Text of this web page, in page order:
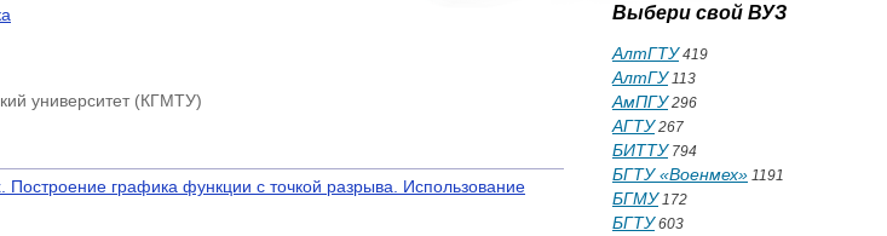
университет (КГМТУ)
графика функции с точкой разрыва. Использование
Выбери свой ВУЗ
АлтГТУ419
АлтГУ113
АмПГУ296
АГТУ267
БИТТУ794
БГТУ «Военмех» 1191
БГМУ172
БГТУ603